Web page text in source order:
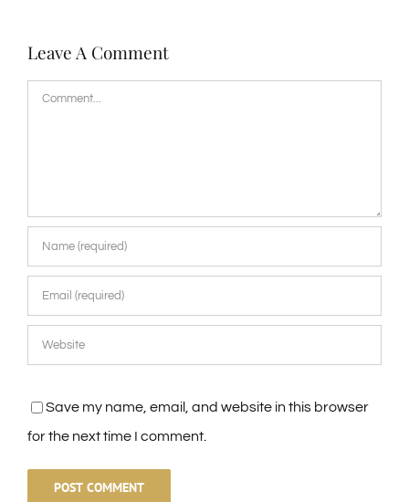
Leave A Comment
Comment
Save my name, email, and website in this browser
for the next time I comment.